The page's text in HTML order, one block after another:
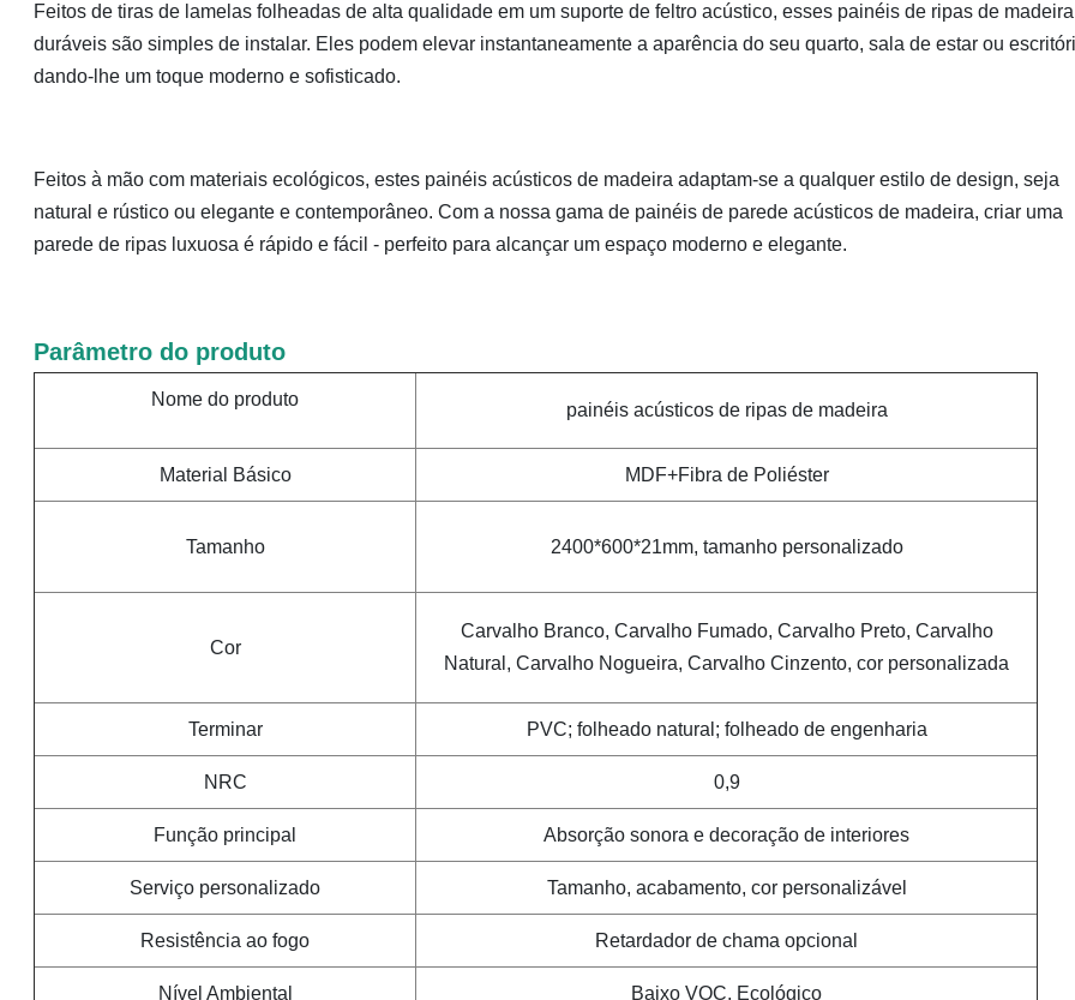
Feitos de tiras de lamelas folheadas de alta qualidade em um suporte de feltro acústico, esses painéis de ripas de madeira
duráveis ​​são simples de instalar. Eles podem elevar instantaneamente a aparência do seu quarto, sala de estar ou
dando-lhe um toque moderno e sofisticado.
Feitos à mão com materiais ecológicos, estes painéis acústicos de madeira adaptam-se a qualquer estilo de design, seja
natural e rústico ou elegante e contemporâneo. Com a nossa gama de painéis de parede acústicos de madeira, criar uma
parede de ripas luxuosa é rápido e fácil - perfeito para alcançar um espaço moderno e elegante.
Parâmetro do produto
Nome do produto
painéis acústicos de ripas de madeira
Material Básico MDF+Fibra de Poliéster
Tamanho 2400*600*21mm, tamanho personalizado
Cor
Carvalho Branco, Carvalho Fumado, Carvalho Preto, Carvalho
Natural, Carvalho Nogueira, Carvalho Cinzento, cor personalizada
Terminar PVC; folheado natural; folheado de engenharia
NRC 0,9
Função principal Absorção sonora e decoração de interiores
Serviço personalizado Tamanho, acabamento, cor personalizável
Resistência ao fogo Retardador de chama opcional
Nível Ambiental Baixo VOC, Ecológico